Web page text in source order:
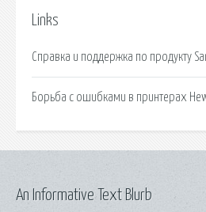
Links
Справка и поддержка по продукту
Борьба с ошибками в принтерах
An Informative Text Blurb